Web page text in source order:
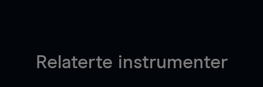
Relaterte instrumenter